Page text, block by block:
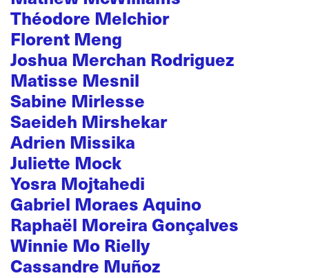
Théodore Melchior
Florent Meng
Joshua Merchan Rodriguez
Matisse Mesnil
Sabine Mirlesse
Saeideh Mirshekar
Adrien Missika
Juliette Mock
Yosra Mojtahedi
Gabriel Moraes Aquino
Raphaël Moreira Gonçalves
Winnie Mo Rielly
Cassandre Muñoz